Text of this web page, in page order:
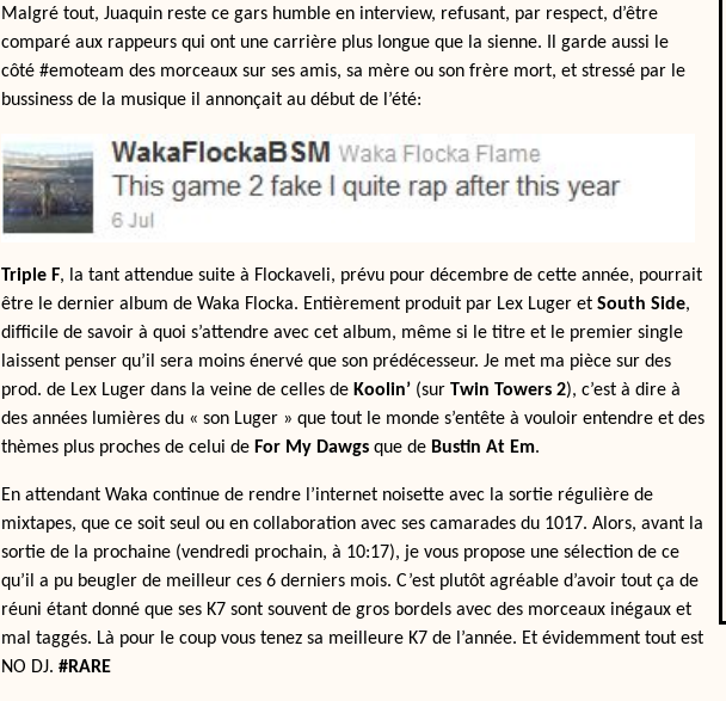
Malgré tout, Juaquin reste ce gars humble en interview, refusant, par respect, d’être
comparé aux rappeurs qui ont une carrière plus longue que la sienne. Il garde aussi le
côté #emoteam des morceaux sur ses amis, sa mère ou son frère mort, et stressé par le
bussiness de la musique il annonçait au début de l’été:
Triple F, la tant attendue suite à Flockaveli, prévu pour décembre de cette année, pourrait
être le dernier album de Waka Flocka. Entièrement produit par Lex Luger et South Side,
difficile de savoir à quoi s’attendre avec cet album, même si le titre et le premier single
laissent penser qu’il sera moins énervé que son prédécesseur. Je met ma pièce sur des
prod. de Lex Luger dans la veine de celles de Koolin’ (sur Twin Towers 2), c’est à dire à
des années lumières du « son Luger » que tout le monde s’entête à vouloir entendre et des
thèmes plus proches de celui de For My Dawgs que de Bustin At Em.
En attendant Waka continue de rendre l’internet noisette avec la sortie régulière de
mixtapes, que ce soit seul ou en collaboration avec ses camarades du 1017. Alors, avant la
sortie de la prochaine (vendredi prochain, à 10:17), je vous propose une sélection de ce
qu’il a pu beugler de meilleur ces 6 derniers mois. C’est plutôt agréable d’avoir tout ça de
réuni étant donné que ses K7 sont souvent de gros bordels avec des morceaux inégaux et
mal taggés. Là pour le coup vous tenez sa meilleure K7 de l’année. Et évidemment tout est
NO DJ. #RARE